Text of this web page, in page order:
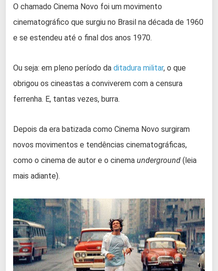
O chamado Cinema Novo foi um movimento
cinematográfico que surgiu no Brasil na década de 1960
e se estendeu até o final dos anos 1970.
Ou seja: em pleno período da ditadura militar, o que
obrigou os cineastas a conviverem com a censura
ferrenha. E, tantas vezes, burra.
Depois da era batizada como Cinema Novo surgiram
novos movimentos e tendências cinematográficas,
como o cinema de autor e o cinema underground (leia
mais adiante).